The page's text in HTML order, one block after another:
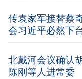
传袁家军接替蔡
会习近平必然下
北戴河会议确认
陈刚等人进常委